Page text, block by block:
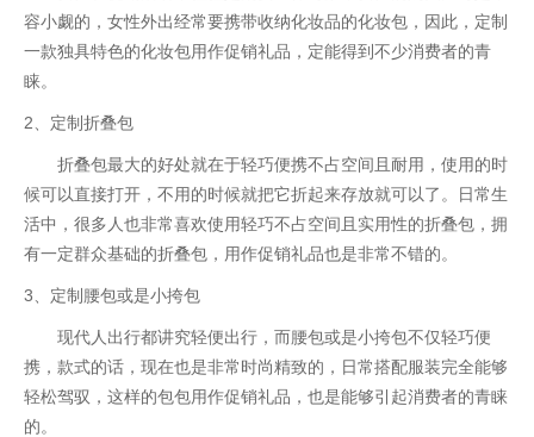
容小觑的，女性外出经常要携带收纳化妆品的化妆包，因此，定制
一款独具特色的化妆包用作促销礼品，定能得到不少消费者的青
睐。
2、定制折叠包
折叠包最大的好处就在于轻巧便携不占空间且耐用，使用的时
候可以直接打开，不用的时候就把它折起来存放就可以了。日常生
活中，很多人也非常喜欢使用轻巧不占空间且实用性的折叠包，拥
有一定群众基础的折叠包，用作促销礼品也是非常不错的。
3、定制腰包或是小挎包
现代人出行都讲究轻便出行，而腰包或是小挎包不仅轻巧便
携，款式的话，现在也是非常时尚精致的，日常搭配服装完全能够
轻松驾驭，这样的包包用作促销礼品，也是能够引起消费者的青睐
的。